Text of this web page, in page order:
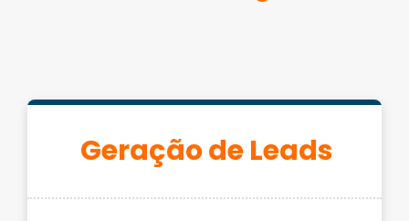
Geração de Leads